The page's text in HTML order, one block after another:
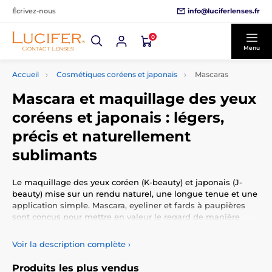
Écrivez-nous info@luciferlenses.fr
0
Menu
Accueil Cosmétiques coréens et japonais Mascaras
Mascara et maquillage des yeux
coréens et japonais : légers,
précis et naturellement
sublimants
Le maquillage des yeux coréen (K-beauty) et japonais (J-
beauty) mise sur un rendu naturel, une longue tenue et une
application simple. Mascara, eyeliner et fards à paupières
sont conçus pour mettre en valeur le regard de manière
Voir la description complète ›
Produits les plus vendus